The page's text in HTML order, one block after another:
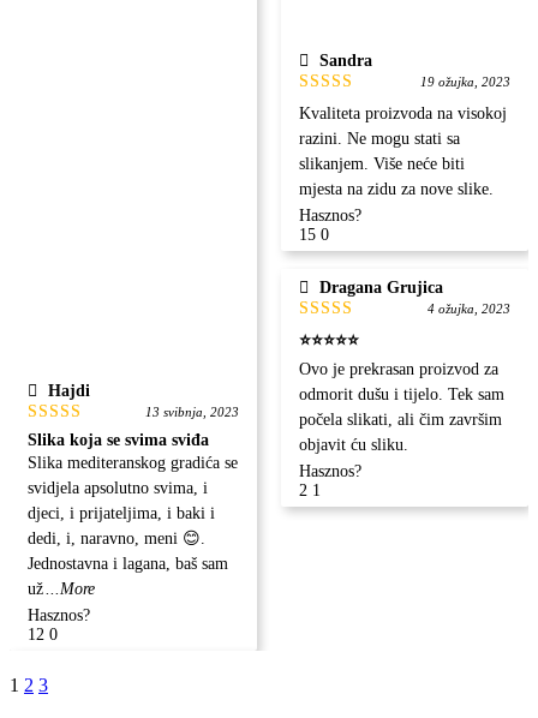
Hajdi
Ocjenjeno
5od 5
13 svibnja, 2023
Slika koja se svima sviđa
Slika mediteranskog gradića se
svidjela apsolutno svima, i
djeci, i prijateljima, i baki i
dedi, i, naravno, meni 😊.
Jednostavna i lagana, baš sam
už
...More
Hasznos?
12 0
Sandra
Ocjenjeno
5od 5
19 ožujka, 2023
Kvaliteta proizvoda na visokoj
razini. Ne mogu stati sa
slikanjem. Više neće biti
mjesta na zidu za nove slike.
Hasznos?
15 0
Dragana Grujica
Ocjenjeno
5od 5
4 ožujka, 2023
⭐⭐⭐⭐⭐
Ovo je prekrasan proizvod za
odmorit dušu i tijelo. Tek sam
počela slikati, ali čim završim
objavit ću sliku.
Hasznos?
2 1
1 2 3